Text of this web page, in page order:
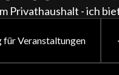
Privathaushalt - ich
Veranstaltungen